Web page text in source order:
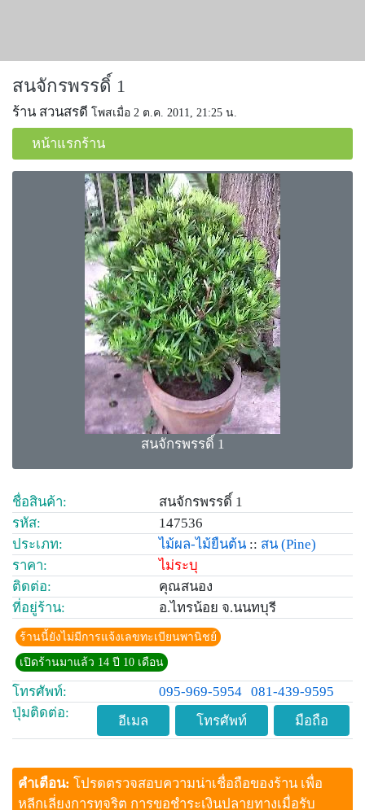
สนจักรพรรดิ์ 1
ร้าน สวนสรดี โพสเมื่อ 2 ต.ค. 2011, 21:25 น.
หน้าแรกร้าน
สนจักรพรรดิ์ 1
ชื่อสินค้า:
สนจักรพรรดิ์ 1
รหัส:
147536
ประเภท:
ไม้ผล-ไม้ยืนต้น :: สน (Pine)
ราคา:
ไม่ระบุ
ติดต่อ:
คุณสนอง
ที่อยู่ร้าน:
อ.ไทรน้อย จ.นนทบุรี
ร้านนี้ยังไม่มีการแจ้งเลขทะเบียนพานิชย์
เปิดร้านมาแล้ว 14 ปี 10 เดือน
โทรศัพท์: 095-969-5954 081-439-9595
ปุ่มติดต่อ:
อีเมล โทรศัพท์ มือถือ
คำเตือน: โปรดตรวจสอบความน่าเชื่อถือของร้าน เพื่อ
หลีกเลี่ยงการทุจริต การขอชำระเงินปลายทางเมื่อรับ